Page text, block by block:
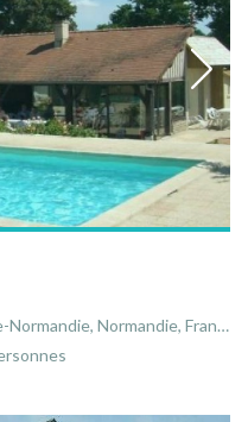
Normandie, France